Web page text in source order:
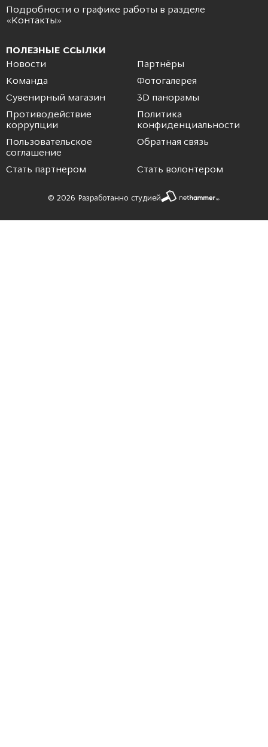
Подробности о графике работы в разделе
« Контакты»
ПОЛЕЗНЫЕ ССЫЛКИ
Новости
Партнёры
Команда
Фотогалерея
Сувенирный магазин
3D панорамы
Противодействие
коррупции
Политика
конфиденциальности
Пользовательское
соглашение
Обратная связь
Стать партнером Стать волонтером
© 2026 Разработанно студией